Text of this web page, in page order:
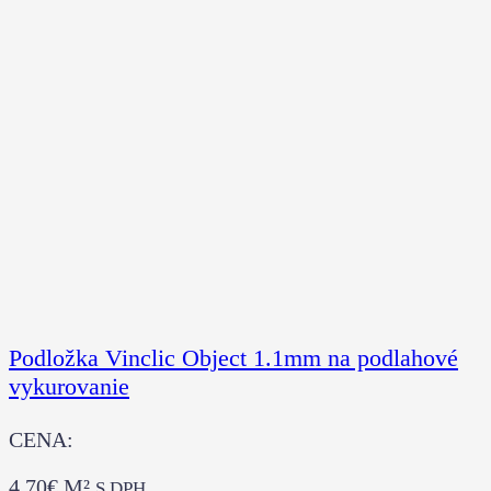
Podložka Vinclic Object 1.1mm na podlahové
vykurovanie
CENA: